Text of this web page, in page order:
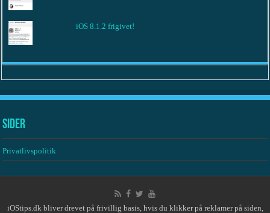
iOS 8.1.2 frigivet!
Sider
Privatlivspolitik
iOStips.dk bliver drevet på frivillig basis, hvis du klikker på reklamer på siden,